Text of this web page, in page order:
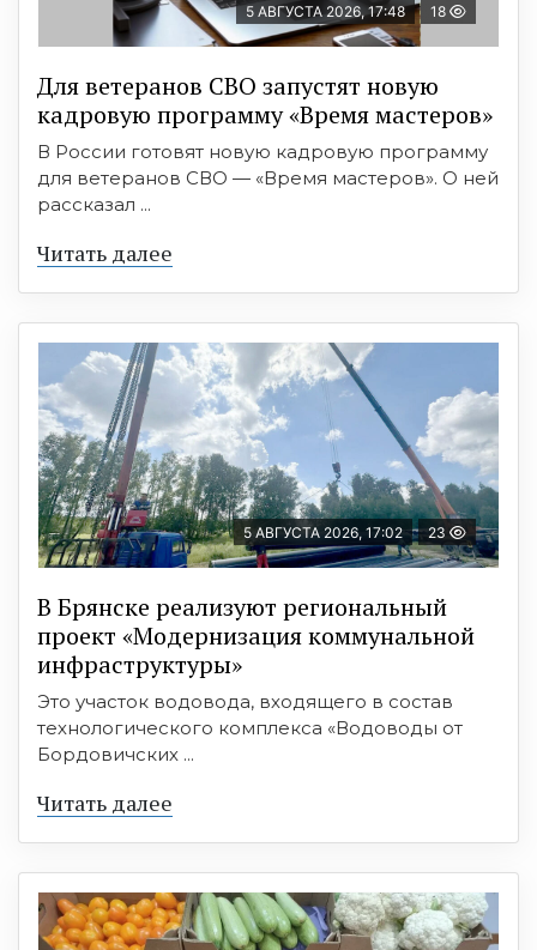
5 АВГУСТА 2026, 17:48 18
Для ветеранов СВО запустят новую
кадровую программу «Время мастеров»
В России готовят новую кадровую программу
для ветеранов СВО — «Время мастеров». О ней
рассказал ...
Читать далее
5 АВГУСТА 2026, 17:02 23
В Брянске реализуют региональный
проект «Модернизация коммунальной
инфраструктуры»
Это участок водовода, входящего в состав
технологического комплекса «Водоводы от
Бордовичских ...
Читать далее